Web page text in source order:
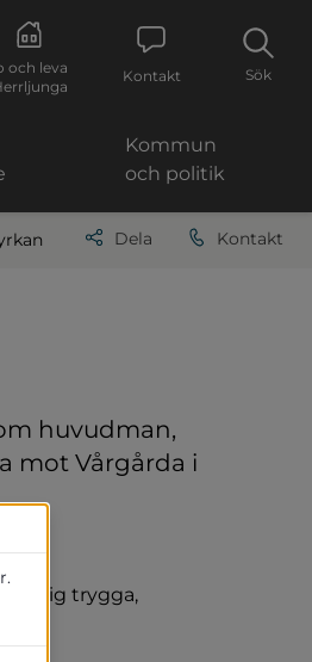
och leva
Kontakt Sök
Kommun
och politik
Dela Kontakt
huvudman,
mot Vårgårda i
sig trygga,